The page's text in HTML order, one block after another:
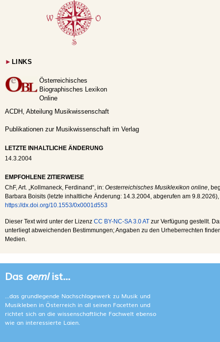
► LINKS
Österreichisches
Biographisches Lexikon
Online
ACDH, Abteilung Musikwissenschaft
Publikationen zur Musikwissenschaft im Verlag
LETZTE INHALTLICHE ÄNDERUNG
14.3.2004
EMPFOHLENE ZITIERWEISE
ChF, Art. „Kollmaneck, Ferdinand“, in: Oesterreichisches Musiklexikon online ,
Barbara Boisits (letzte inhaltliche Änderung: 14.3.2004 , abgerufen am 9.8.2026),
https://dx.doi.org/10.1553/0x0001d553
Dieser Text wird unter der Lizenz CC BY-NC-SA 3.0 AT zur Verfügung gestellt.
unterliegt abweichenden Bestimmungen; Angaben zu den Urheberrechten
Medien.
Das oemlist...
...das grundlegende Nachschlagewerk zu Musik und
Musikleben in Österreich in all seinen Facetten und
richtet sich an die wissenschaftliche Fachwelt ebenso
wie an interessierte Laien.